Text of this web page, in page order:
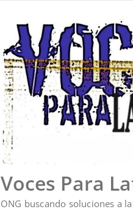
Voces Para
ONG buscando soluciones a